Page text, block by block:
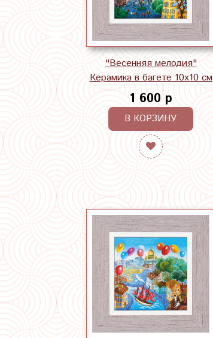
"Весенняя мелодия"
Керамика в багете 10х10 см
1 600 р
В КОРЗИНУ